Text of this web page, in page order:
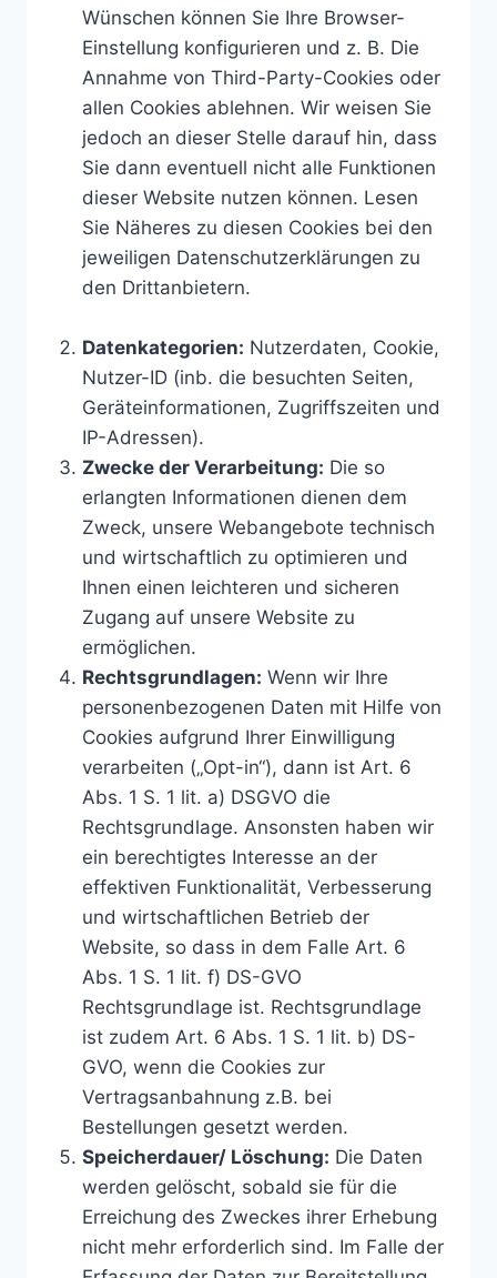
Wünschen können Sie Ihre Browser-
Einstellung konfigurieren und z. B. Die
Annahme von Third-Party-Cookies oder
allen Cookies ablehnen. Wir weisen Sie
jedoch an dieser Stelle darauf hin, dass
Sie dann eventuell nicht alle Funktionen
dieser Website nutzen können. Lesen
Sie Näheres zu diesen Cookies bei den
jeweiligen Datenschutzerklärungen zu
den Drittanbietern.
Datenkategorien: Nutzerdaten, Cookie,
Nutzer-ID (inb. die besuchten Seiten,
Geräteinformationen, Zugriffszeiten und
IP-Adressen).
Zwecke der Verarbeitung: Die so
erlangten Informationen dienen dem
Zweck, unsere Webangebote technisch
und wirtschaftlich zu optimieren und
Ihnen einen leichteren und sicheren
Zugang auf unsere Website zu
ermöglichen.
Rechtsgrundlagen: Wenn wir Ihre
personenbezogenen Daten mit Hilfe von
Cookies aufgrund Ihrer Einwilligung
verarbeiten („Opt-in“), dann ist Art. 6
Abs. 1 S. 1 lit. a) DSGVO die
Rechtsgrundlage. Ansonsten haben wir
ein berechtigtes Interesse an der
effektiven Funktionalität, Verbesserung
und wirtschaftlichen Betrieb der
Website, so dass in dem Falle Art. 6
Abs. 1 S. 1 lit. f) DS-GVO
Rechtsgrundlage ist. Rechtsgrundlage
ist zudem Art. 6 Abs. 1 S. 1 lit. b) DS-
GVO, wenn die Cookies zur
Vertragsanbahnung z.B. bei
Bestellungen gesetzt werden.
Speicherdauer/ Löschung: Die Daten
werden gelöscht, sobald sie für die
Erreichung des Zweckes ihrer Erhebung
nicht mehr erforderlich sind. Im Falle der